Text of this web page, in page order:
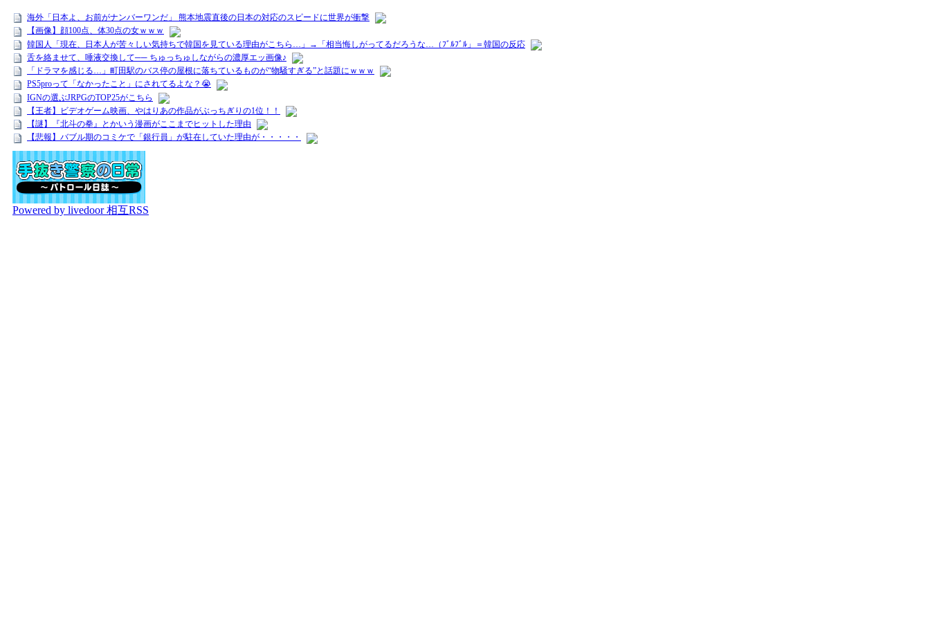
海外「日本よ、お前がナンバーワンだ」 熊本地震直後の日本の対応のスピードに世界が衝撃
【画像】顔100点、体30点の女ｗｗｗ
韓国人「現在、日本人が苦々しい気持ちで韓国を見ている理由がこちら…」→「相当悔しがってるだろうな…（ﾌﾞﾙﾌﾞﾙ」＝韓国の反応
舌を絡ませて、唾液交換して── ちゅっちゅしながらの濃厚エッ画像♪
「ドラマを感じる…」町田駅のバス停の屋根に落ちているものが“物騒すぎる”と話題にｗｗｗ
PS5proって「なかったこと」にされてるよな？😭
IGNの選ぶJRPGのTOP25がこちら
【王者】ビデオゲーム映画、やはりあの作品がぶっちぎりの1位！！
【謎】『北斗の拳』とかいう漫画がここまでヒットした理由
【悲報】バブル期のコミケで「銀行員」が駐在していた理由が・・・・・
Powered by livedoor 相互RSS